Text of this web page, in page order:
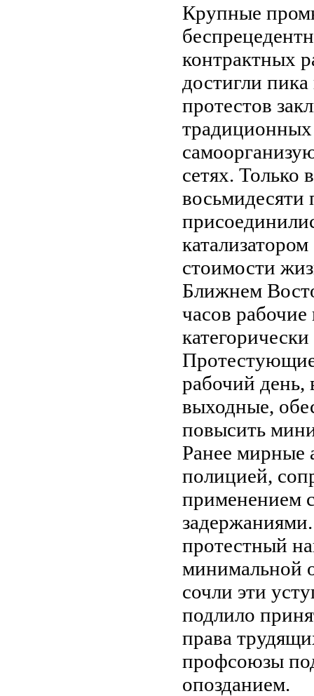
Крупные
контрактных
достигли
протестов
сетях. Только
восьмидесяти
стоимости
Ближнем
часов
рабочий день,
выходные,
повысить
Ранее мирные
полицией,
применением
протестный
минимальной
сочли эти
подлило
права
профсоюзы
опозданием.